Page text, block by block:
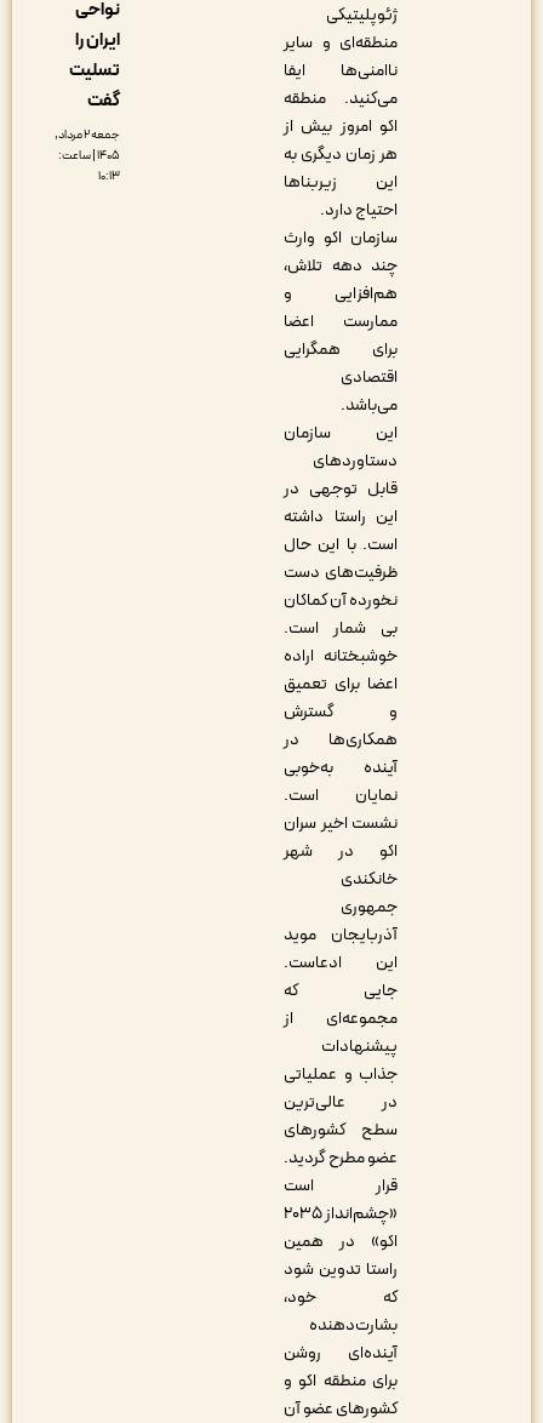
ژئوپلیتیکی
منطقه‌ای و سایر
ناامنی‌ها ایفا
می‌کنید. منطقه
اکو امروز بیش از
هر زمان دیگری به
این زیربناها
احتیاج دارد.
سازمان اکو وارث
چند دهه تلاش،
هم‌افزایی و
ممارست اعضا
برای همگرایی
اقتصادی
.
این سازمان
دستاوردهای
قابل توجهی در
این راستا داشته
است. با این حال
ظرفیت‌های دست
نخورده آن کماکان
بی شمار است.
خوشبختانه اراده
اعضا برای تعمیق
و گسترش
همکاری‌ها در
آینده به‌خوبی
نمایان است.
نشست اخیر سران
اکو در شهر
خانکندی
جمهوری
آذربایجان موید
این ادعاست.
جایی که
مجموعه‌ای از
پیشنهادات
جذاب و عملیاتی
در عالی‌ترین
سطح کشورهای
عضو مطرح گردید.
قرار است
«چشم‌انداز ۲۰۳۵
اکو» در همین
راستا تدوین شود
که خود،
بشارت‌دهنده
آینده‌ای روشن
برای منطقه اکو و
کشورهای عضو آن
جمعه ۲ مرداد,
۱۴۰۵ | ساعت: